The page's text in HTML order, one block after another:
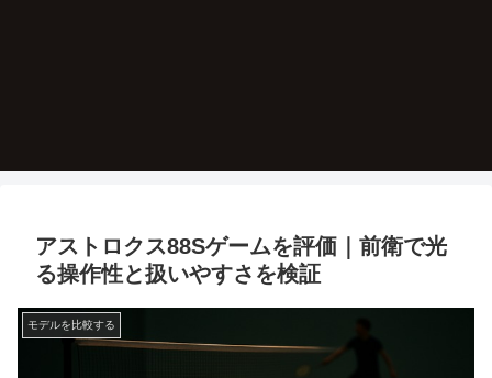
アストロクス88Sゲームを評価｜前衛で光
る操作性と扱いやすさを検証
モデルを比較する